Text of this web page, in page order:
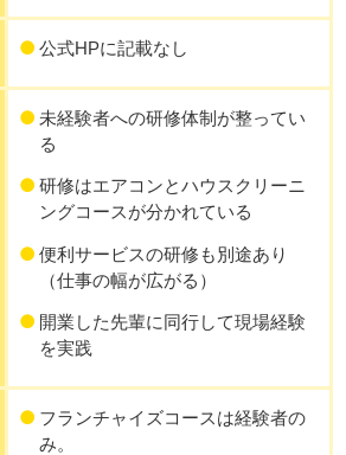
公式HPに記載なし
未経験者への研修体制が整ってい
る
研修はエアコンとハウスクリーニ
ングコースが分かれている
便利サービスの研修も別途あり
（仕事の幅が広がる）
開業した先輩に同行して現場経験
を実践
フランチャイズコースは経験者の
み。